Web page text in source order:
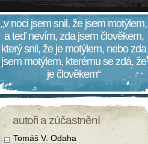
„v noci jsem snil, že jsem motýlem,
a teď nevím, zda jsem člověkem,
který snil, že je motýlem, nebo zda
jsem motýlem, kterému se zdá, že
je člověkem“
autoři a zúčastnění
Tomáš V. Odaha